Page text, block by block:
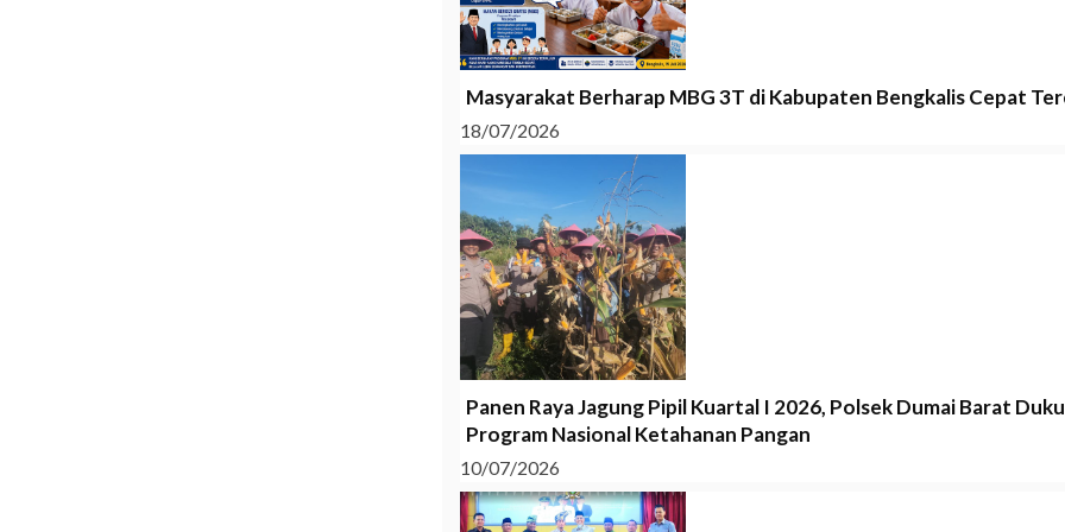
Masyarakat Berharap MBG 3T di Kabupaten Bengkalis Cepat
18/07/2026
Panen Raya Jagung Pipil Kuartal I 2026, Polsek Dumai Barat
Program Nasional Ketahanan Pangan
10/07/2026